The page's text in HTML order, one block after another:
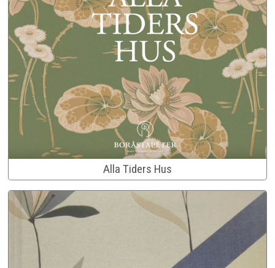
Alla Tiders Hus